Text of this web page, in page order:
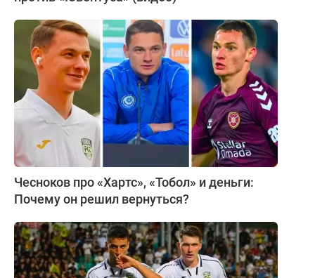
Чесноков про «Хартс», «Тобол» и деньги:
Почему он решил вернуться?